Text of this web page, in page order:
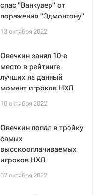
спас "Ванкувер" от
поражения "Эдмонтону"
13 октября 2022
Овечкин занял 10-е
место в рейтинге
лучших на данный
момент игроков НХЛ
10 октября 2022
Овечкин попал в тройку
самых
высокооплачиваемых
игроков НХЛ
07 октября 2022